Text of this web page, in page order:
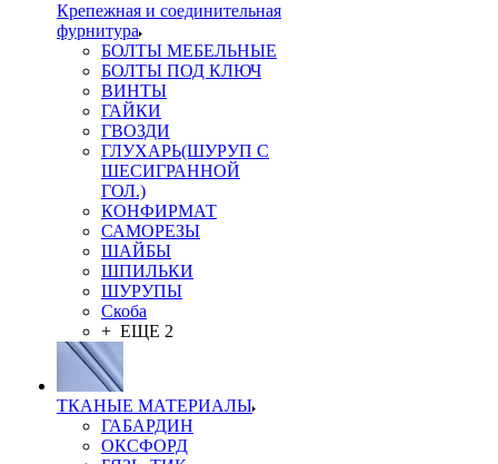
Крепежная и соединительная
фурнитура
БОЛТЫ МЕБЕЛЬНЫЕ
БОЛТЫ ПОД КЛЮЧ
ВИНТЫ
ГАЙКИ
ГВОЗДИ
ГЛУХАРЬ(ШУРУП С
ШЕСИГРАННОЙ
ГОЛ.)
КОНФИРМАТ
САМОРЕЗЫ
ШАЙБЫ
ШПИЛЬКИ
ШУРУПЫ
Скоба
+ ЕЩЕ 2
ТКАНЫЕ МАТЕРИАЛЫ
ГАБАРДИН
ОКСФОРД